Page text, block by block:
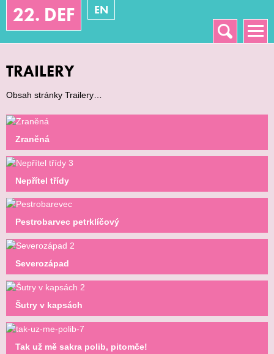
EN
22. DEF Hlavní menu
Vyhledávání
TRAILERY
Obsah stránky Trailery…
Zraněná
Nepřítel třídy
Pestrobarvec petrklíčový
Severozápad
Šutry v kapsách
Tak už mě sakra polib, pitomče!